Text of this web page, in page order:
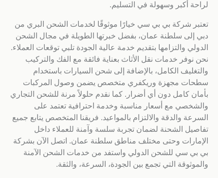
لراحة أكبر وسهولة في التسليم.
تعتبر شركة بي بي سي خيارًا موثوقًا لخدمات الشحن البري من
دبي إلى سلطنة عمان، بفضل خبرتها الطويلة في مجال الشحن
الدولي والتزامها بتقديم خدمة عالية الجودة تلبي توقعات العملاء.
نحن نوفر خدمات نقل الأثاث بعناية فائقة مع الفك والتركيب
والتغليف الكامل، بالإضافة إلى شحن السيارات باستخدام
سطحات مجهزة وريكفري متخصص يضمن وصول المركبات
بأمان كامل دون أي أضرار. كما نقدم حلولاً مرنة للشحن التجاري
والشخصي مع أسعار مناسبة وخدمة احترافية تعتمد على
السرعة والدقة والالتزام بالمواعيد. فريقنا المتخصص يتابع جميع
تفاصيل الشحنة لضمان تجربة سلسة وآمنة للعملاء داخل
الإمارات وحتى مختلف مناطق سلطنة عمان. اتصل الآن بشركة
بي بي سي للشحن الدولي واستفد من خدمات الشحن الآمنة
والموثوقة التي تجمع بين الجودة، السرعة، والثقة.